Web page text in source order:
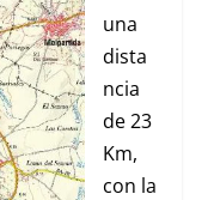
una
dista
ncia
de 23
Km,
con la